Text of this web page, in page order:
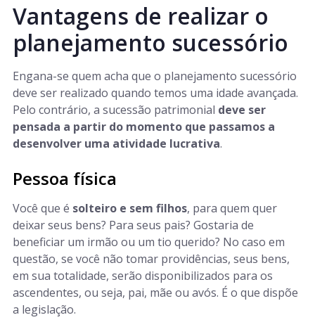
Vantagens de realizar o
planejamento sucessório
Engana-se quem acha que o planejamento sucessório
deve ser realizado quando temos uma idade avançada.
Pelo contrário, a sucessão patrimonial deve ser
pensada a partir do momento que passamos a
desenvolver uma atividade lucrativa.
Pessoa física
Você que é solteiro e sem filhos, para quem quer
deixar seus bens? Para seus pais? Gostaria de
beneficiar um irmão ou um tio querido? No caso em
questão, se você não tomar providências, seus bens,
em sua totalidade, serão disponibilizados para os
ascendentes, ou seja, pai, mãe ou avós. É o que dispõe
a legislação.